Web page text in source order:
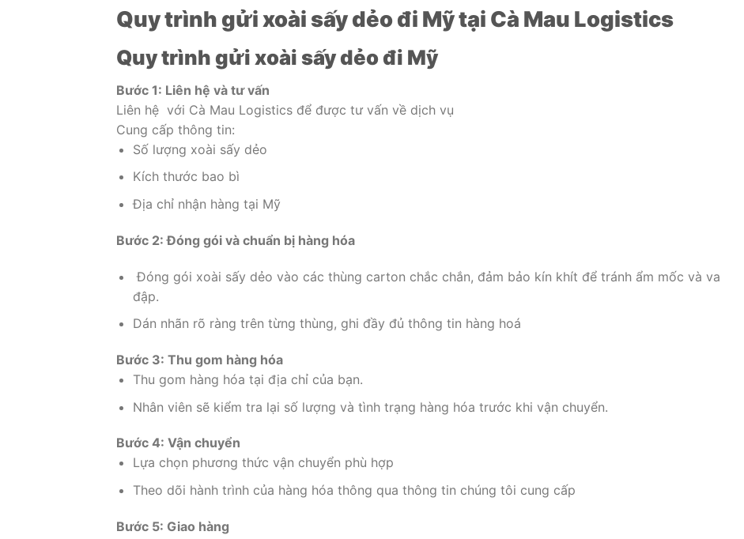
Quy trình gửi xoài sấy dẻo đi Mỹ tại Cà Mau Logistics
Quy trình gửi xoài sấy dẻo đi Mỹ
Bước 1: Liên hệ và tư vấn
Liên hệ với Cà Mau Logistics để được tư vấn về dịch vụ
Cung cấp thông tin:
Số lượng xoài sấy dẻo
Kích thước bao bì
Địa chỉ nhận hàng tại Mỹ
Bước 2: Đóng gói và chuẩn bị hàng hóa
Đóng gói xoài sấy dẻo vào các thùng carton chắc chắn, đảm bảo kín khít để tránh ẩm mốc và va
đập.
Dán nhãn rõ ràng trên từng thùng, ghi đầy đủ thông tin hàng hoá
Bước 3: Thu gom hàng hóa
Thu gom hàng hóa tại địa chỉ của bạn.
Nhân viên sẽ kiểm tra lại số lượng và tình trạng hàng hóa trước khi vận chuyển.
Bước 4: Vận chuyển
Lựa chọn phương thức vận chuyển phù hợp
Theo dõi hành trình của hàng hóa thông qua thông tin chúng tôi cung cấp
Bước 5: Giao hàng